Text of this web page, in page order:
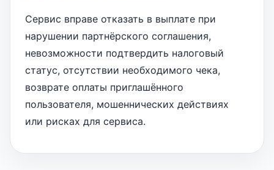
Сервис вправе отказать в выплате при
нарушении партнёрского соглашения,
невозможности подтвердить налоговый
статус, отсутствии необходимого чека,
возврате оплаты приглашённого
пользователя, мошеннических действиях
или рисках для сервиса.